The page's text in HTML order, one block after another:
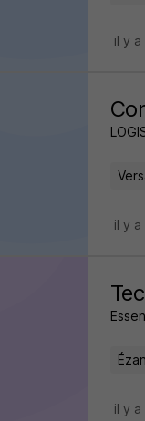
il y a
il y a
il y a